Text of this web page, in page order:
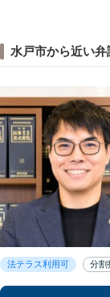
水戸市から近い弁
法テラス利用可 分割